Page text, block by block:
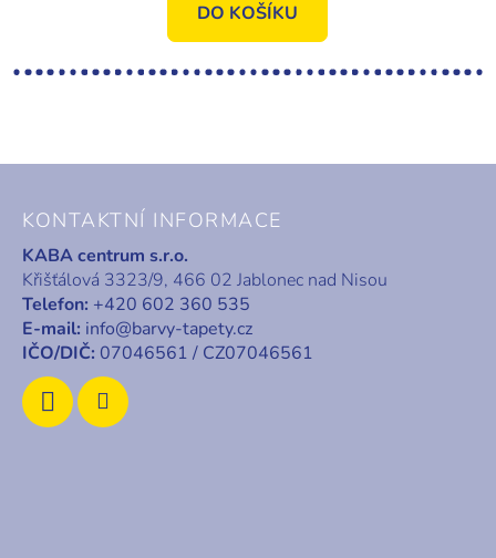
DO KOŠÍKU
KONTAKTNÍ INFORMACE
KABA centrum s.r.o.
Křišťálová 3323/9, 466 02 Jablonec nad Nisou
Telefon: +420 602 360 535
E-mail: info@barvy-tapety.cz
IČO/DIČ: 07046561 / CZ07046561